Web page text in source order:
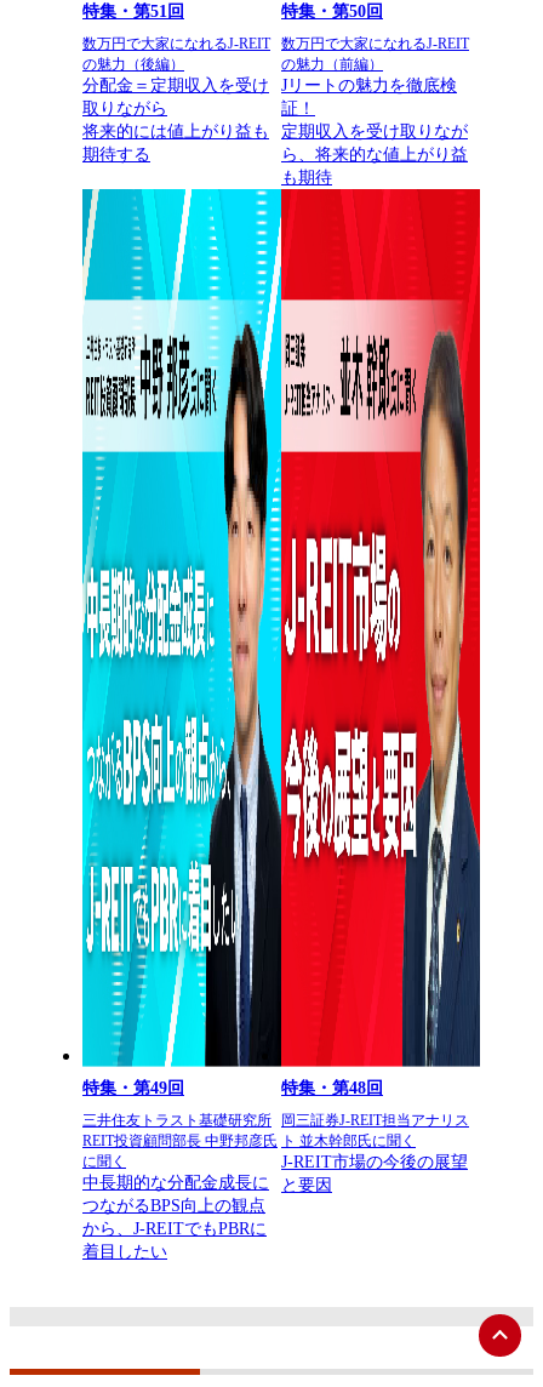
特集・第51回
数万円で大家になれるJ-REIT
の魅力（後編）
分配金＝定期収入を受け
取りながら
将来的には値上がり益も
期待する
特集・第50回
数万円で大家になれるJ-REIT
の魅力（前編）
Jリートの魅力を徹底検
証！
定期収入を受け取りなが
ら、将来的な値上がり益
も期待
特集・第49回
三井住友トラスト基礎研究所
REIT投資顧問部長 中野邦彦氏
に聞く
中長期的な分配金成長に
つながるBPS向上の観点
から、J-REITでもPBRに
着目したい
特集・第48回
岡三証券J-REIT担当アナリス
ト 並木幹郎氏に聞く
J-REIT市場の今後の展望
と要因
ペ
ー
ジ